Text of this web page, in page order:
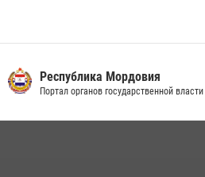
обеспечили безопасность на футбольных
регионального турнира до Суперкубка
Республика Мордовия
Портал органов государственной власти